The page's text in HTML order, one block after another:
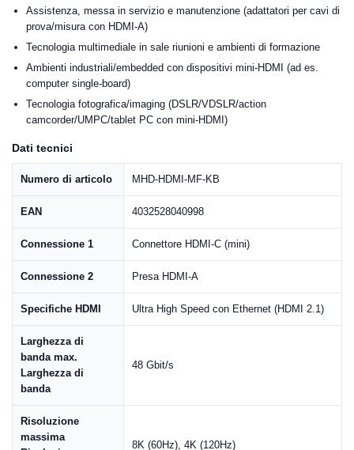
Assistenza, messa in servizio e manutenzione (adattatori per cavi di
prova/misura con HDMI-A)
Tecnologia multimediale in sale riunioni e ambienti di formazione
Ambienti industriali/embedded con dispositivi mini-HDMI (ad es.
computer single-board)
Tecnologia fotografica/imaging (DSLR/VDSLR/action
camcorder/UMPC/tablet PC con mini-HDMI)
Dati tecnici
Numero di articolo MHD-HDMI-MF-KB
EAN 4032528040998
Connessione 1 Connettore HDMI-C (mini)
Connessione 2 Presa HDMI-A
Specifiche HDMI Ultra High Speed con Ethernet (HDMI 2.1)
Larghezza di
banda max.
Larghezza di
banda
48 Gbit/s
Risoluzione
massima
8K (60Hz), 4K (120Hz)